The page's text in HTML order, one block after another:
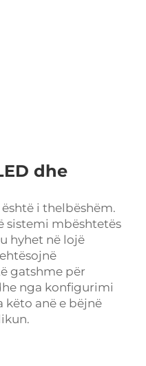
dhe
i thelbëshëm.
sistemi mbështetës
hyhet në lojë
gatshme për
nga konfigurimi
këto anë e bëjnë